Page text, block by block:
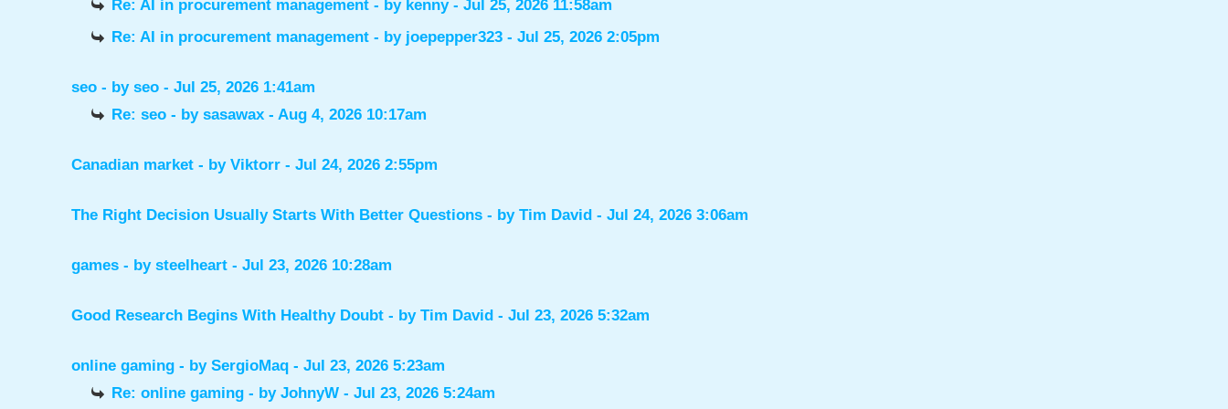
Re: AI in procurement management - by kenny- Jul 25, 2026 11:58am
Re: AI in procurement management - by joepepper323- Jul 25, 2026 2:05pm
seo - by seo- Jul 25, 2026 1:41am
Re: seo - by sasawax- Aug 4, 2026 10:17am
Canadian market - by Viktorr- Jul 24, 2026 2:55pm
The Right Decision Usually Starts With Better Questions - by Tim David- Jul 24, 2026 3:06am
games - by steelheart- Jul 23, 2026 10:28am
Good Research Begins With Healthy Doubt - by Tim David- Jul 23, 2026 5:32am
online gaming - by SergioMaq- Jul 23, 2026 5:23am
Re: online gaming - by JohnyW- Jul 23, 2026 5:24am